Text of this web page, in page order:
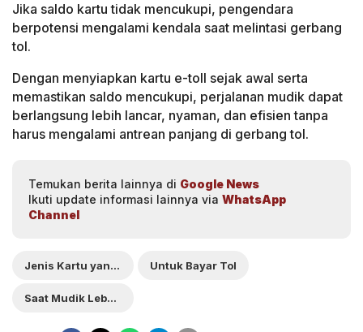
Jika saldo kartu tidak mencukupi, pengendara
berpotensi mengalami kendala saat melintasi gerbang
tol.
Dengan menyiapkan kartu e-toll sejak awal serta
memastikan saldo mencukupi, perjalanan mudik dapat
berlangsung lebih lancar, nyaman, dan efisien tanpa
harus mengalami antrean panjang di gerbang tol.
Temukan berita lainnya di Google News
Ikuti update informasi lainnya via WhatsApp
Channel
Jenis Kartu yang Bisa Dipakai Untuk Bayar Tol
Saat Mudik Lebaran